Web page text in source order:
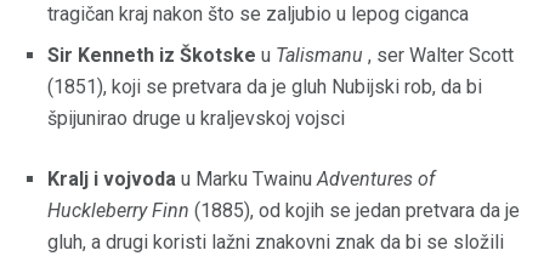
tragičan kraj nakon što se zaljubio u lepog ciganca
Sir Kenneth iz Škotske u Talismanu , ser Walter Scott
(1851), koji se pretvara da je gluh Nubijski rob, da bi
špijunirao druge u kraljevskoj vojsci
Kralj i vojvoda u Marku Twainu Adventures of
Huckleberry Finn (1885), od kojih se jedan pretvara da je
gluh, a drugi koristi lažni znakovni znak da bi se složili